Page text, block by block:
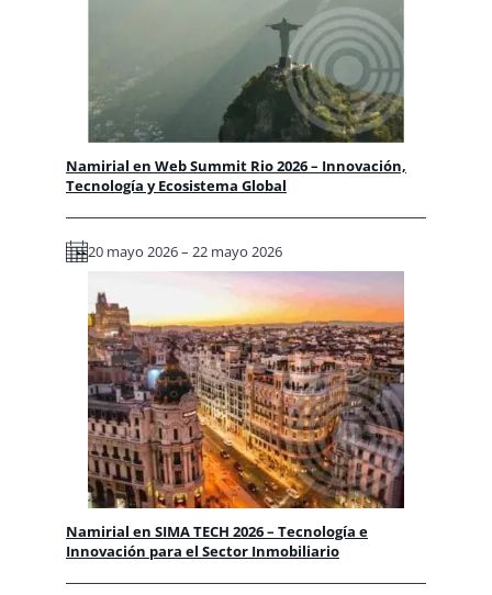
Namirial en Web Summit Rio 2026 – Innovación,
Tecnología y Ecosistema Global
20 mayo 2026 – 22 mayo 2026
Namirial en SIMA TECH 2026 – Tecnología e
Innovación para el Sector Inmobiliario